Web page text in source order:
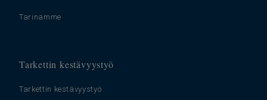
Tarinamme
Tarkettin kestävyystyö
Tarkettin kestävyystyö